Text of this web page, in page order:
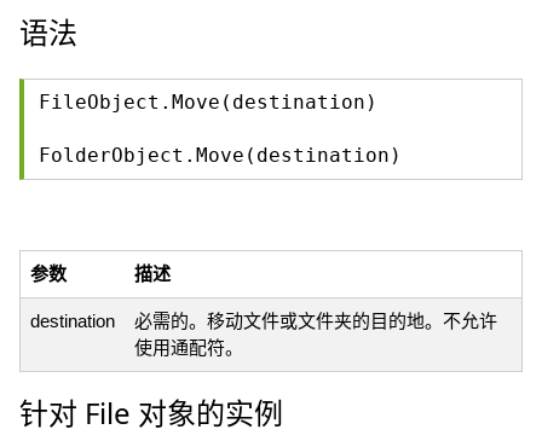
语法
FileObject.Move(destination)
FolderObject.Move(destination)
参数 描述
destination
必需的。移动文件或文件夹的目的地。不允许
使用通配符。
针对 File 对象的实例